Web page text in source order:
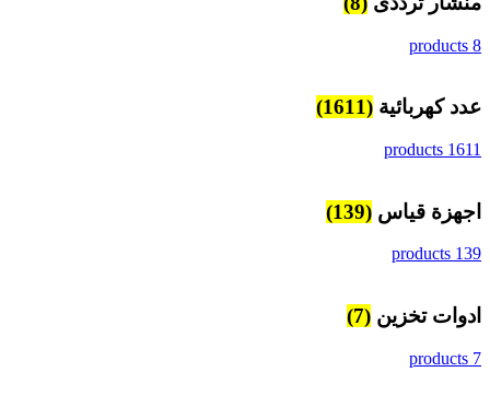
8 products
عدد كهربائية (1611)
1611 products
اجهزة قياس (139)
139 products
ادوات تخزين (7)
7 products